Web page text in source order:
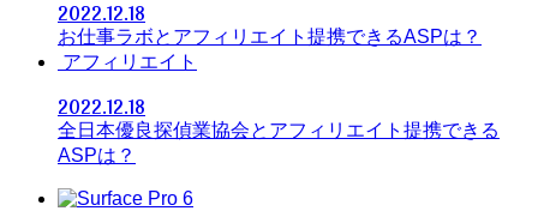
2022.12.18
お仕事ラボとアフィリエイト提携できるASPは？
アフィリエイト
2022.12.18
全日本優良探偵業協会とアフィリエイト提携できる
ASPは？